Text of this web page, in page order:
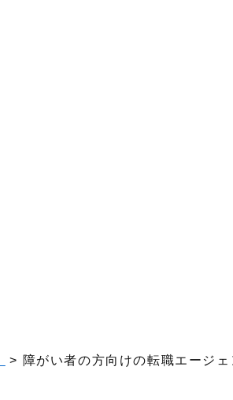
> 障がい者の方向けの転職エージ